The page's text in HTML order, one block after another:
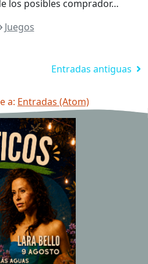
los posibles comprador…
Juegos
Entradas antiguas
a: Entradas (Atom)